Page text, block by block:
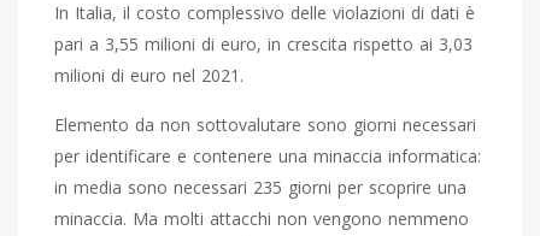
In Italia, il costo complessivo delle violazioni di dati è
pari a 3,55 milioni di euro, in crescita rispetto ai 3,03
milioni di euro nel 2021.
Elemento da non sottovalutare sono giorni necessari
per identificare e contenere una minaccia informatica:
in media sono necessari 235 giorni per scoprire una
minaccia. Ma molti attacchi non vengono nemmeno